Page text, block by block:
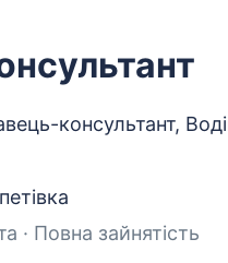
консультант,
· Повна зайнятість